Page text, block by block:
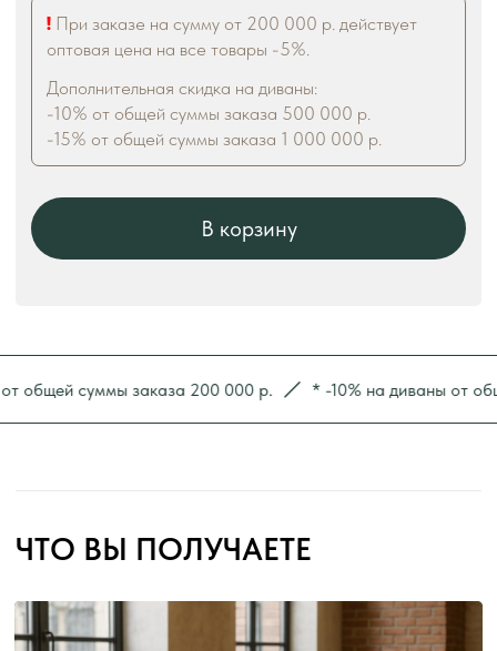
суммы заказа 200 000 р. * -10% на диваны от общей